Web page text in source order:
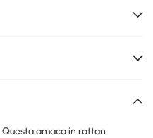
amaca in rattan